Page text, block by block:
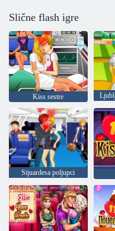
Slične flash igre
Kiss sestre
Stjuardesa poljupci